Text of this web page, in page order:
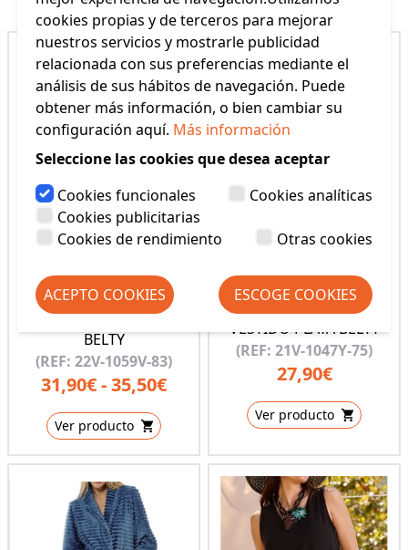
VESTIDO PLAYA MUJER
BELTY
(REF: 22V-1059V-83)
31,90€ - 35,50€
Ver producto
VESTIDO PLAYA BELTY
(REF: 21V-1047Y-75)
27,90€
Ver producto
cookies propias y de terceros para mejorar
nuestros servicios y mostrarle publicidad
relacionada con sus preferencias mediante el
análisis de sus hábitos de navegación. Puede
obtener más información, o bien cambiar su
configuración aquí. Más información
Seleccione las cookies que desea aceptar
Cookies funcionales
Cookies analíticas
Cookies publicitarias
Cookies de rendimiento
Otras cookies
ACEPTO COOKIES ESCOGE COOKIES